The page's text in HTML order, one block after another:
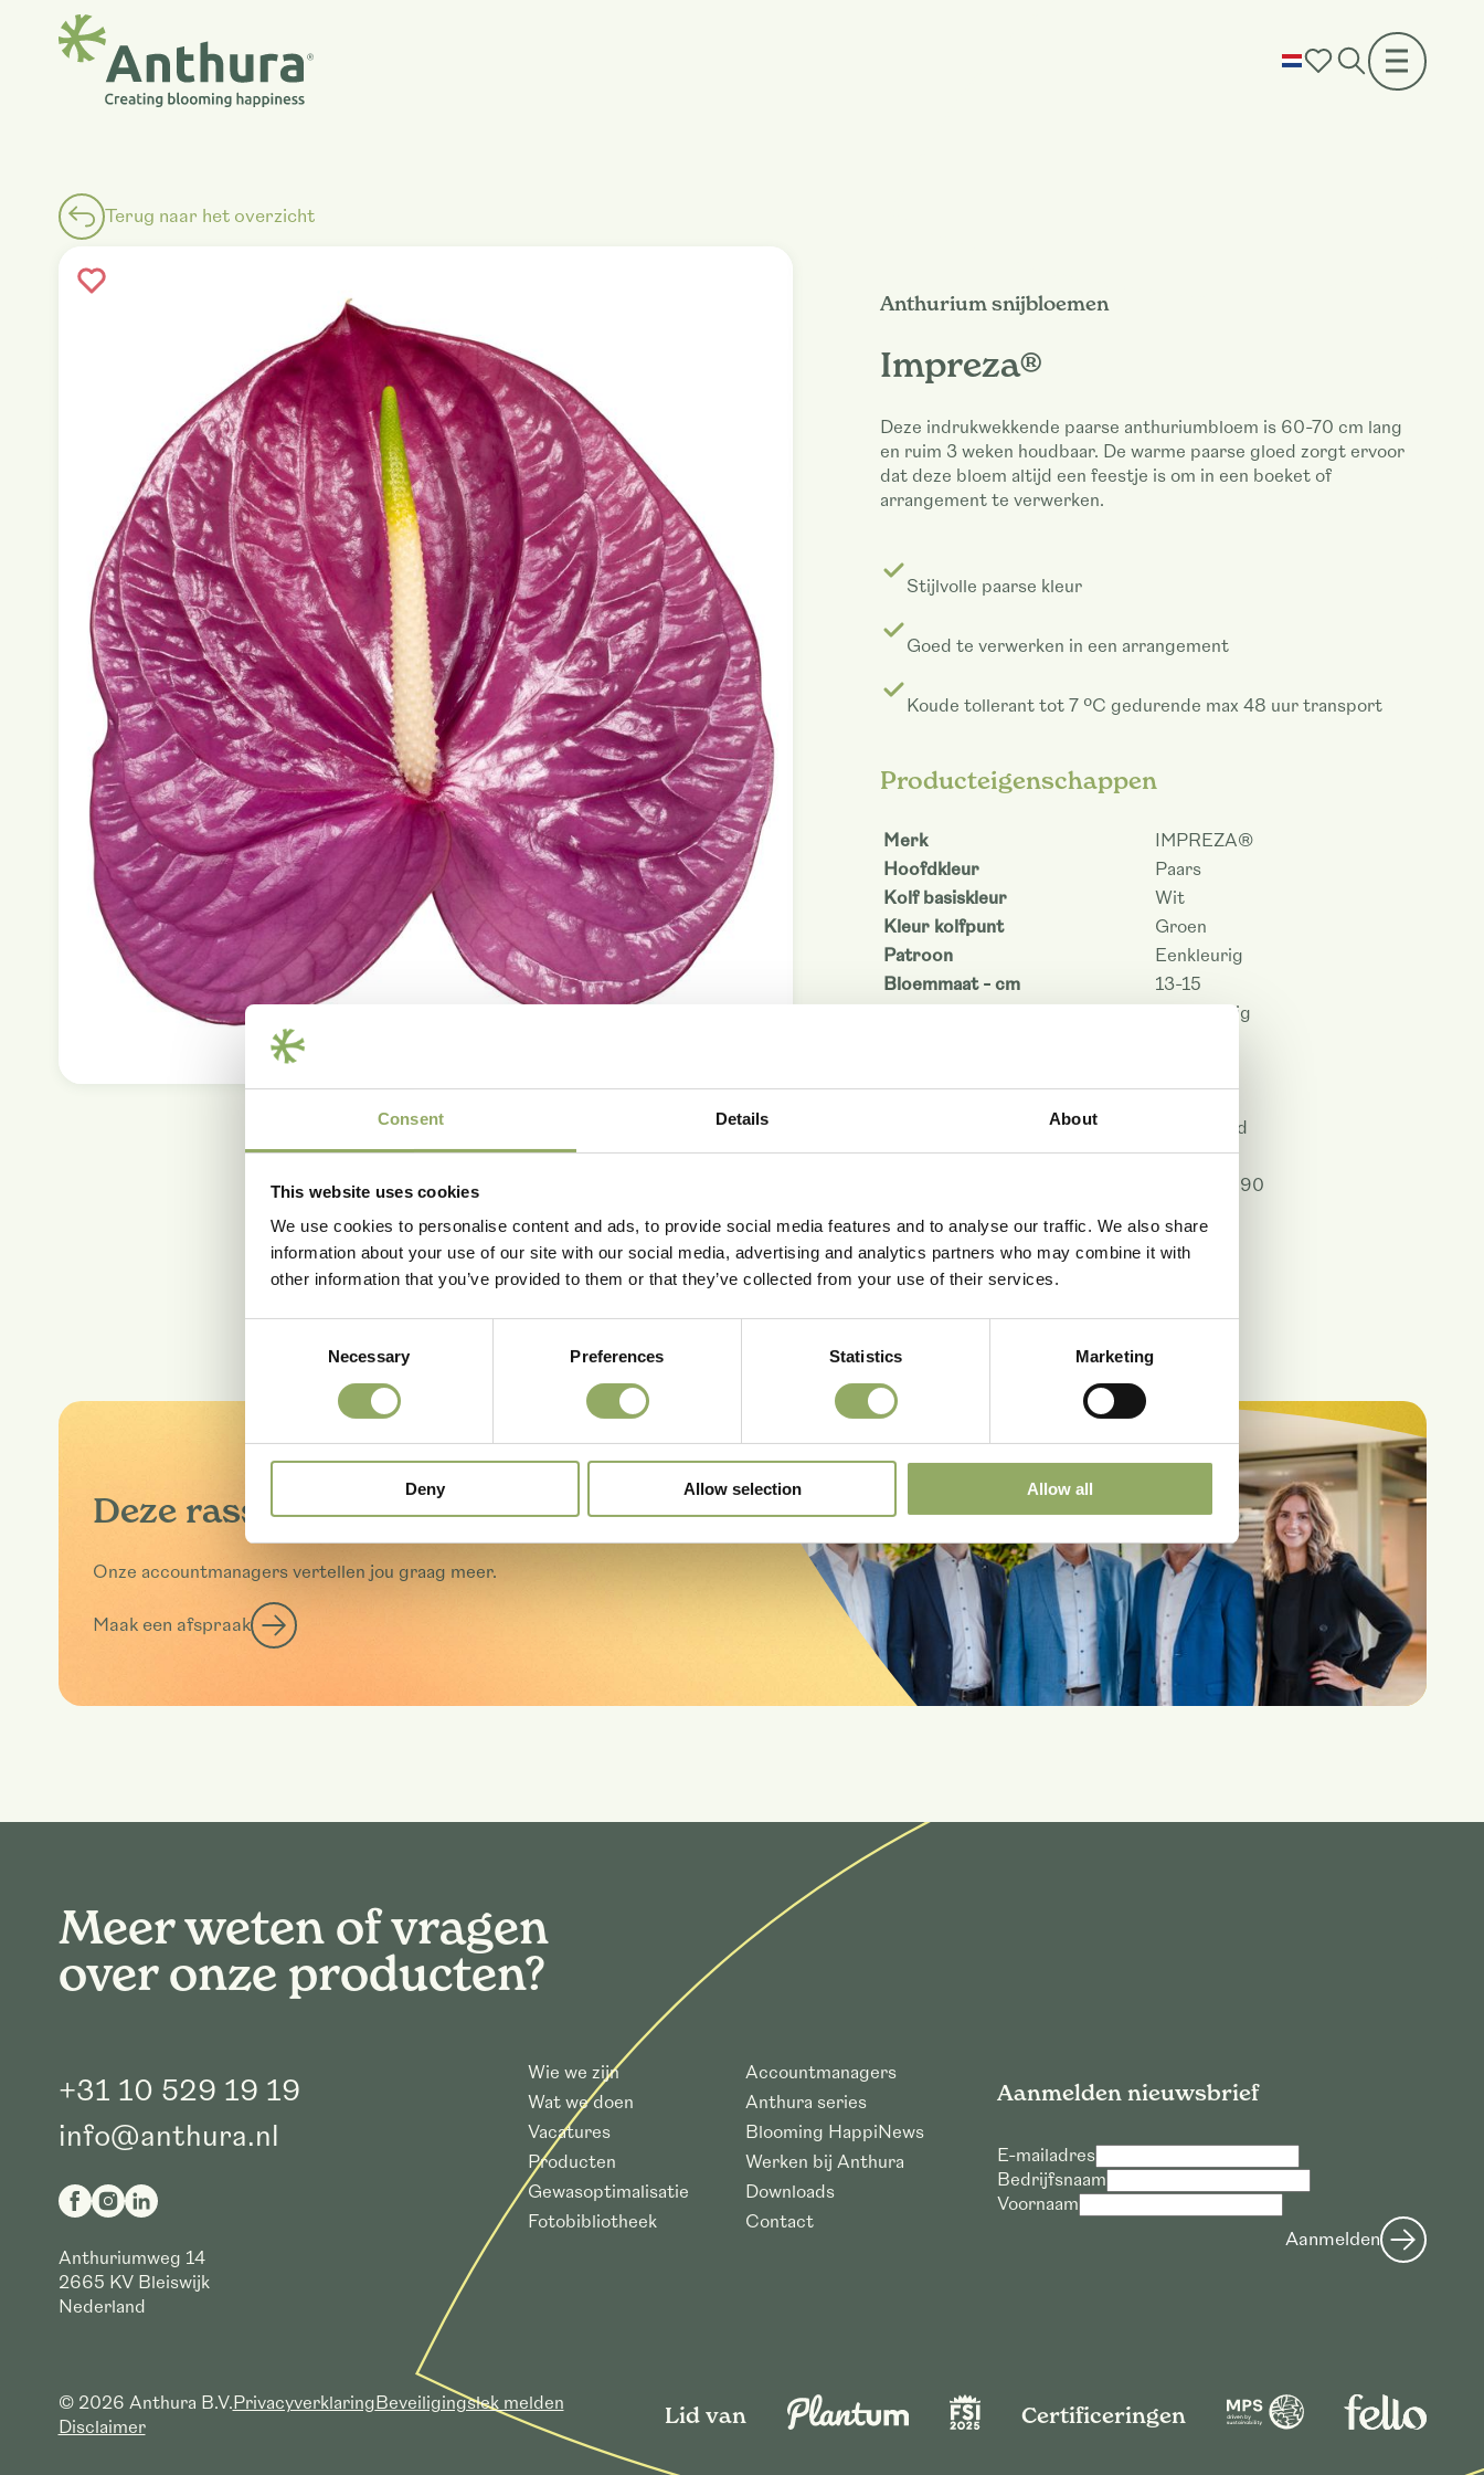
Consent Details About
This website uses cookies
We use cookies to personalise content and ads, to provide social media features and to analyse our traffic. We also share
information about your use of our site with our social media, advertising and analytics partners who may combine it with
other information that you’ve provided to them or that they’ve collected from your use of their services.
Necessary Preferences Statistics Marketing
Deny Allow selection Allow all
Terug naar het overzicht
Anthurium snijbloemen
Impreza®
Deze indrukwekkende paarse anthuriumbloem is 60-70 cm lang
en ruim 3 weken houdbaar. De warme paarse gloed zorgt ervoor
dat deze bloem altijd een feestje is om in een boeket of
arrangement te verwerken.
Stijlvolle paarse kleur
Goed te verwerken in een arrangement
Koude tollerant tot 7 ºC gedurende max 48 uur transport
Producteigenschappen
Merk
IMPREZA®
Hoofdkleur
Paars
Kolf basiskleur
Wit
Kleur kolfpunt
Groen
Patroon
Eenkleurig
Bloemmaat - cm
13-15
Hartvormig
Koudetolerantie 7ºC/ 48 uur
Uitstekend
Houdbaarheid - dagen
23
AN2780990
VBN code
129299
Download als PDF
Deze rassen in het echt zien?
Onze accountmanagers vertellen jou graag meer.
Maak een afspraak
Meer weten of vragen
over onze producten?
+31 10 529 19 19
info@anthura.nl
Anthuriumweg 14
2665 KV Bleiswijk
Nederland
Wie we zijn
Wat we doen
Vacatures
Producten
Gewasoptimalisatie
Fotobibliotheek
Accountmanagers
Anthura series
Blooming HappiNews
Werken bij Anthura
Downloads
Contact
Aanmelden nieuwsbrief
E-mailadres
Bedrijfsnaam
Voornaam
Aanmelden
© 2026 Anthura B.V.PrivacyverklaringBeveiligingslek melden
Disclaimer
Lid van Certificeringen